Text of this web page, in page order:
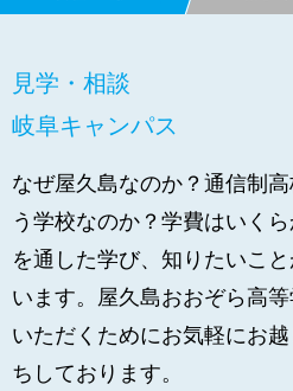
見学・相談
岐阜キャンパス
なぜ屋久島なのか？通信制
う学校なのか？学費はいく
を通した学び、知りたいこ
います。屋久島おおぞら高
いただくためにお気軽にお
ちしております。